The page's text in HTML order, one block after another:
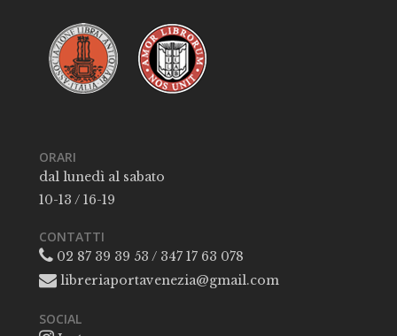
ORARI
dal lunedì al sabato
10-13 / 16-19
CONTATTI
02 87 39 39 53 / 347 17 63 078
libreriaportavenezia@gmail.com
SOCIAL